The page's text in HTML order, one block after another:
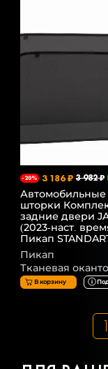
-20% 3 186 ₽ 3 982 ₽
Автомобильные
шторки
задние двери
(2023-наст.
Пикап
Пикап
Тканевая
В корзину
1